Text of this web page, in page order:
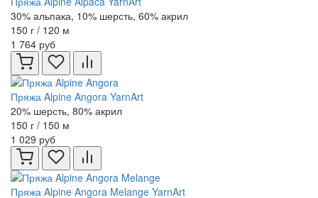
30% альпака, 10% шерсть, 60% акрил
150 г / 120 м
1 764 руб
Пряжа Alpine Angora YarnArt
20% шерсть, 80% акрил
150 г / 150 м
1 029 руб
Пряжа Alpine Angora Melange YarnArt